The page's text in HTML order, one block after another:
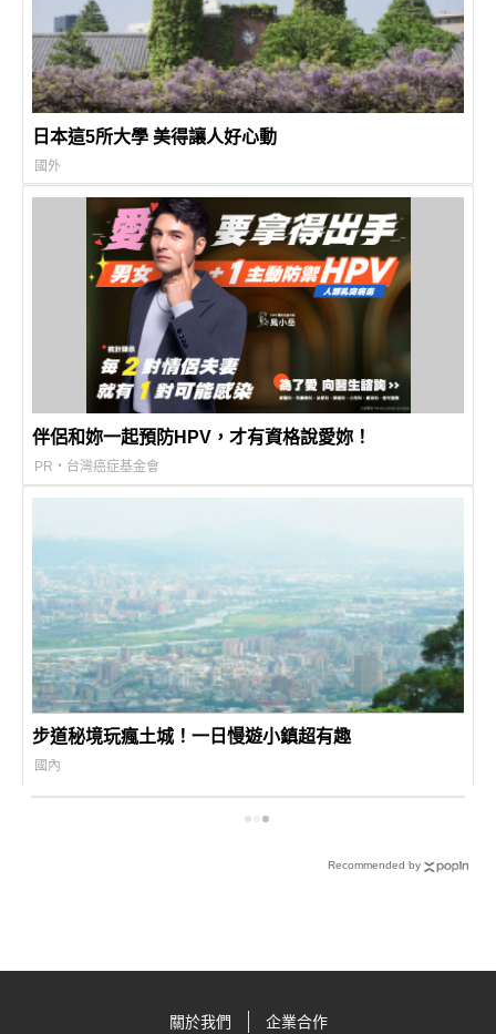
日本這5所大學 美得讓人好心動
國外
伴侶和妳一起預防HPV，才有資格說愛妳！
PR・台灣癌症基金會
步道秘境玩瘋土城！一日慢遊小鎮超有趣
國內
Recommended by
關於我們 企業合作